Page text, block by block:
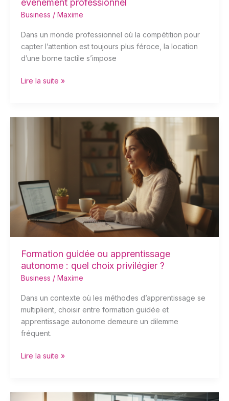
événement professionnel
Business / Maxime
Dans un monde professionnel où la compétition pour
capter l’attention est toujours plus féroce, la location
d’une borne tactile s’impose
Lire la suite »
Formation guidée ou apprentissage
autonome : quel choix privilégier ?
Business / Maxime
Dans un contexte où les méthodes d’apprentissage se
multiplient, choisir entre formation guidée et
apprentissage autonome demeure un dilemme
fréquent.
:
quel
choix
privilégier
Lire la suite »